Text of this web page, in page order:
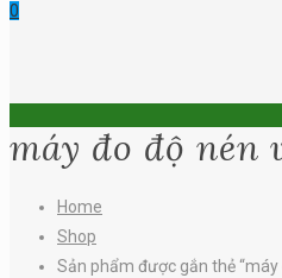
0
máy đo độ nén
Home
Shop
Sản phẩm được gắn thẻ “máy